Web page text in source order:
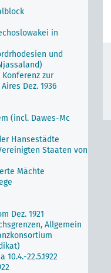
in
und
zur
Dez. 1936
(incl. Dawes-Mc
Hansestädte
Staaten von
Mächte
Dez. 1921
Allgemein
10.4.-22.5.1922